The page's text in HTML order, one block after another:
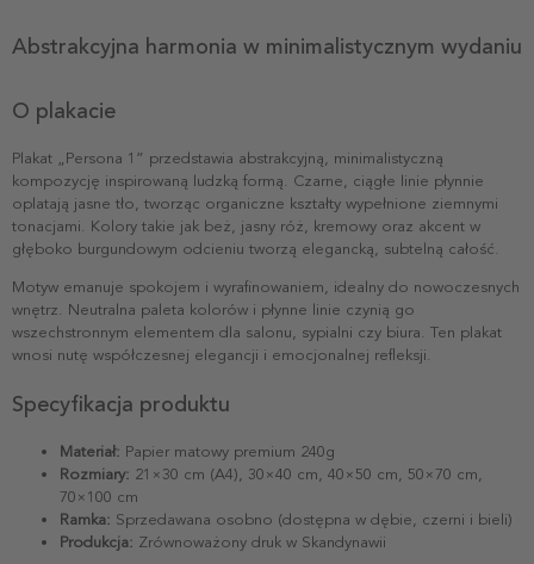
Abstrakcyjna harmonia w minimalistycznym wydaniu
O plakacie
Plakat „Persona 1” przedstawia abstrakcyjną, minimalistyczną
kompozycję inspirowaną ludzką formą. Czarne, ciągłe linie płynnie
oplatają jasne tło, tworząc organiczne kształty wypełnione ziemnymi
tonacjami. Kolory takie jak beż, jasny róż, kremowy oraz akcent w
głęboko burgundowym odcieniu tworzą elegancką, subtelną całość.
Motyw emanuje spokojem i wyrafinowaniem, idealny do nowoczesnych
wnętrz. Neutralna paleta kolorów i płynne linie czynią go
wszechstronnym elementem dla salonu, sypialni czy biura. Ten plakat
wnosi nutę współczesnej elegancji i emocjonalnej refleksji.
Specyfikacja produktu
Materiał: Papier matowy premium 240g
Rozmiary: 21×30 cm (A4), 30×40 cm, 40×50 cm, 50×70 cm,
70×100 cm
Ramka: Sprzedawana osobno (dostępna w dębie, czerni i bieli)
Produkcja: Zrównoważony druk w Skandynawii